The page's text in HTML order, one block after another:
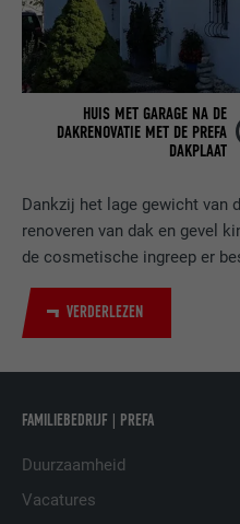
Dankzij het lage gewicht van
renoveren van dak en gevel
de cosmetische ingreep er
VERDERLEZEN
HUIS MET GARAGE NA DE
DAKRENOVATIE MET DE PREFA
DAKPLAAT
FAMILIEBEDRIJF | PREFA
Duurzaamheid
Vacatures
DOEL
Gebruikt
LinkedIn
AANBIEDER LinkedIn
van
AANBIEDER